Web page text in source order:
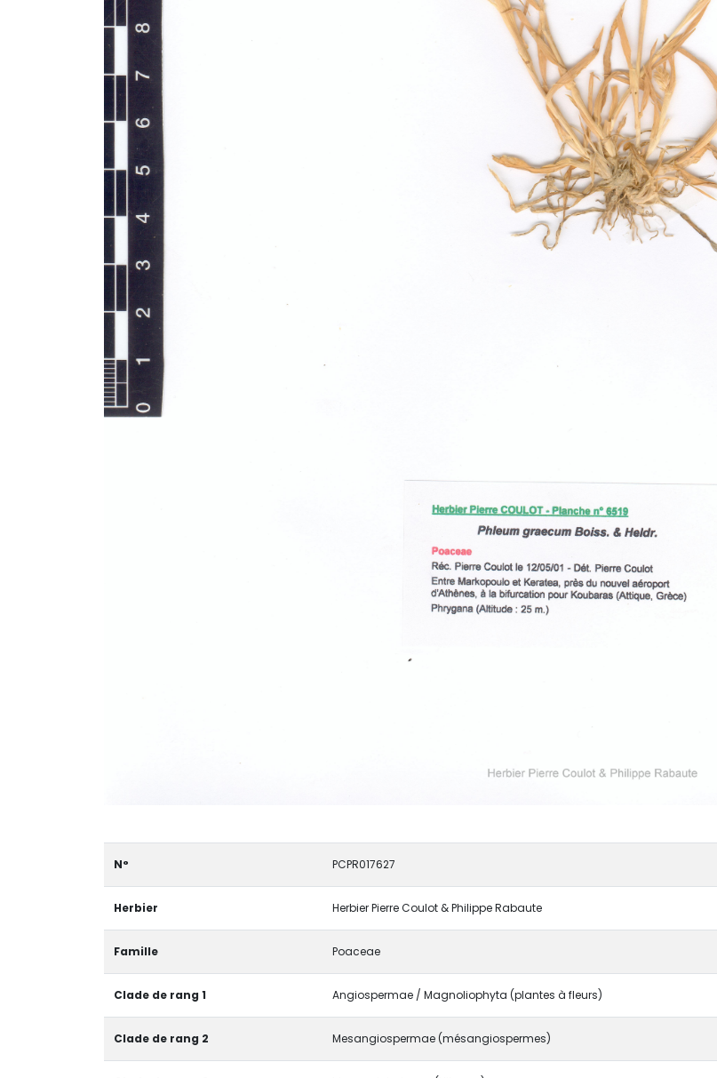
N° PCPR017627
Herbier Herbier Pierre Coulot & Philippe Rabaute
Famille Poaceae
Clade de rang 1 Angiospermae / Magnoliophyta (plantes à fleurs)
Clade de rang 2 Mesangiospermae (mésangiospermes)